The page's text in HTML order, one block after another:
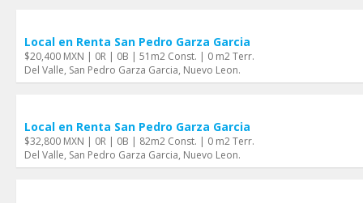
Local en Renta San Pedro Garza Garci­a
$20,400 MXN | 0R | 0B | 51m2 Const. | 0 m2 Terr.
Del Valle, San Pedro Garza Garci­a, Nuevo Leon.
Local en Renta San Pedro Garza Garci­a
$32,800 MXN | 0R | 0B | 82m2 Const. | 0 m2 Terr.
Del Valle, San Pedro Garza Garci­a, Nuevo Leon.